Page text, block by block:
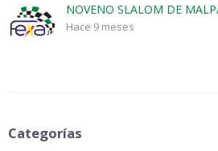
NOVENO SLALOM DE
Hace 9 meses
Categorías